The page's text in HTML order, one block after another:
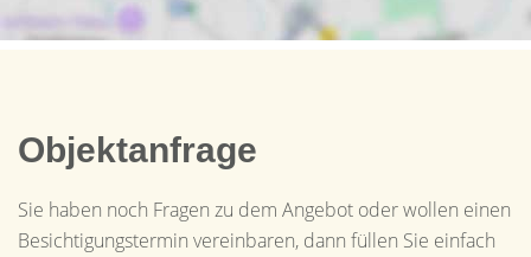
Objektanfrage
Sie haben noch Fragen zu dem Angebot oder wollen einen
Besichtigungstermin vereinbaren, dann füllen Sie einfach